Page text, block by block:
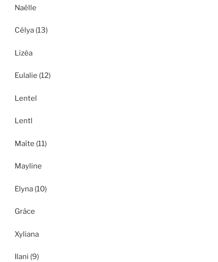
Naëlle
Célya (13)
Lizéa
Eulalie (12)
Lentel
Lentl
Maïte (11)
Mayline
Elyna (10)
Grâce
Xyliana
Ilani (9)